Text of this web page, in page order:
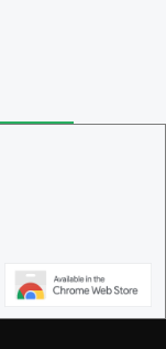
ザー -
すべてのユーザー
ザー -